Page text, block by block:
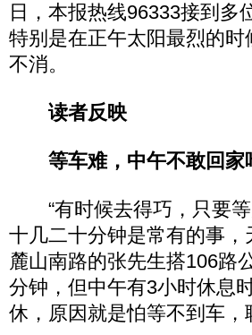
日，本报热线96333接到多
特别是在正午太阳最烈的
不消。
读者反映
等车难，中午不敢回家
“有时候去得巧，只要等
十几二十分钟是常有的事
麓山南路的张先生搭106路
分钟，但中午有3小时休息
休，原因就是怕等不到车，